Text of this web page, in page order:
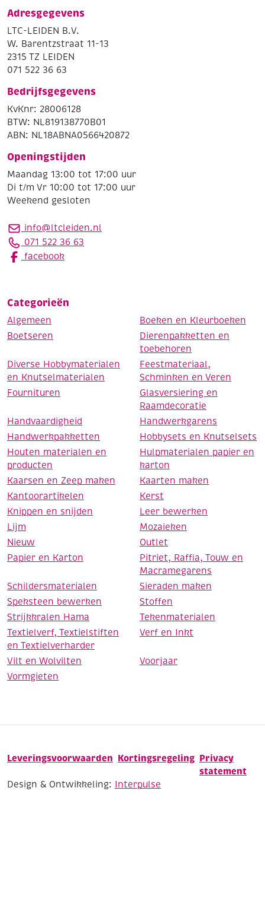
Adresgegevens
LTC-LEIDEN B.V.
W. Barentzstraat 11-13
2315 TZ LEIDEN
071 522 36 63
Bedrijfsgegevens
KvKnr: 28006128
BTW: NL819138770B01
ABN: NL18ABNA0566420872
Openingstijden
Maandag 13:00 tot 17:00 uur
Di t/m Vr 10:00 tot 17:00 uur
Weekend gesloten
info@ltcleiden.nl
071 522 36 63
facebook
Categorieën
Algemeen
Boeken en Kleurboeken
Boetseren
Dierenpakketten en
toebehoren
Diverse Hobbymaterialen
en Knutselmaterialen
Feestmateriaal,
Schminken en Veren
Fournituren
Glasversiering en
Raamdecoratie
Handvaardigheid
Handwerkgarens
Handwerkpakketten
Hobbysets en Knutselsets
Houten materialen en
producten
Hulpmaterialen papier en
karton
Kaarsen en Zeep maken
Kaarten maken
Kantoorartikelen
Kerst
Knippen en snijden
Leer bewerken
Lijm
Mozaieken
Nieuw
Outlet
Papier en Karton
Pitriet, Raffia, Touw en
Macramegarens
Schildersmaterialen
Sieraden maken
Speksteen bewerken
Stoffen
Strijkkralen Hama
Tekenmaterialen
Textielverf, Textielstiften
en Textielverharder
Verf en Inkt
Vilt en Wolvilten
Voorjaar
Vormgieten
Leveringsvoorwaarden Kortingsregeling Privacy
statement
Design & Ontwikkeling: Interpulse